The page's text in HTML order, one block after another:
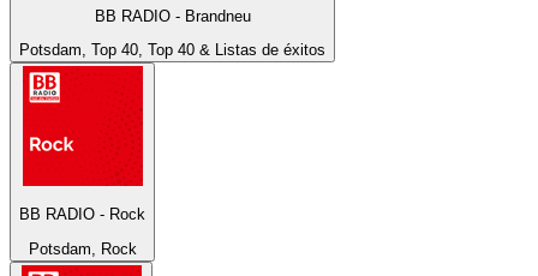
BB RADIO - Brandneu
Potsdam, Top 40, Top 40 & Listas de éxitos
BB RADIO - Rock
Potsdam, Rock